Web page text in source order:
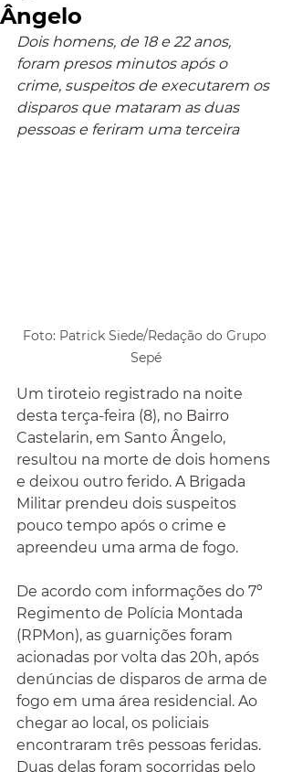
Ângelo
Dois homens, de 18 e 22 anos,
foram presos minutos após o
crime, suspeitos de executarem os
disparos que mataram as duas
pessoas e feriram uma terceira
Foto: Patrick Siede/Redação do Grupo
Sepé
Um tiroteio registrado na noite
desta terça-feira (8), no Bairro
Castelarin, em Santo Ângelo,
resultou na morte de dois homens
e deixou outro ferido. A Brigada
Militar prendeu dois suspeitos
pouco tempo após o crime e
apreendeu uma arma de fogo.
De acordo com informações do 7º
Regimento de Polícia Montada
(RPMon), as guarnições foram
acionadas por volta das 20h, após
denúncias de disparos de arma de
fogo em uma área residencial. Ao
chegar ao local, os policiais
encontraram três pessoas feridas.
Duas delas foram socorridas pelo